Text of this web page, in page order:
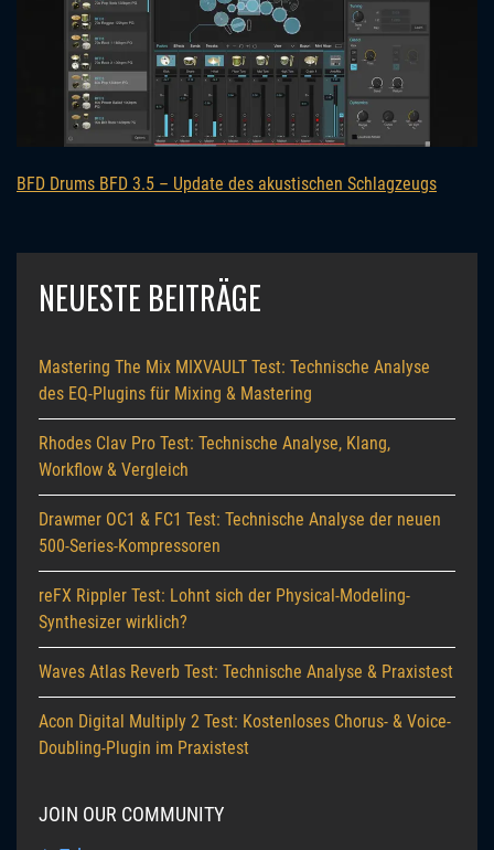
BFD Drums BFD 3.5 – Update des akustischen Schlagzeugs
NEUESTE BEITRÄGE
Mastering The Mix MIXVAULT Test: Technische Analyse
des EQ-Plugins für Mixing & Mastering
Rhodes Clav Pro Test: Technische Analyse, Klang,
Workflow & Vergleich
Drawmer OC1 & FC1 Test: Technische Analyse der neuen
500-Series-Kompressoren
reFX Rippler Test: Lohnt sich der Physical-Modeling-
Synthesizer wirklich?
Waves Atlas Reverb Test: Technische Analyse & Praxistest
Acon Digital Multiply 2 Test: Kostenloses Chorus- & Voice-
Doubling-Plugin im Praxistest
JOIN OUR COMMUNITY